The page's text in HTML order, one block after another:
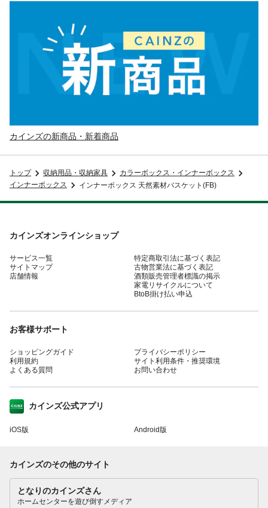
カインズの新商品・新着商品
トップ 収納用品・収納家具
カラーボックス・インナーボックス
インナーボックス
インナーボックス 天然素材バスケット(FB)
カインズオンラインショップ
サービス一覧
サイトマップ
店舗情報
特定商取引法に基づく表記
古物営業法に基づく表記
酒類販売管理者標識の掲示
家電リサイクルについて
BtoB掛け払い申込
お客様サポート
ショッピングガイド
利用規約
よくある質問
プライバシーポリシー
サイト利用条件・推奨環境
お問い合わせ
カインズ公式アプリ
iOS版 Android版
カインズのその他のサイト
となりのカインズさん
ホームセンターを遊び倒すメディア